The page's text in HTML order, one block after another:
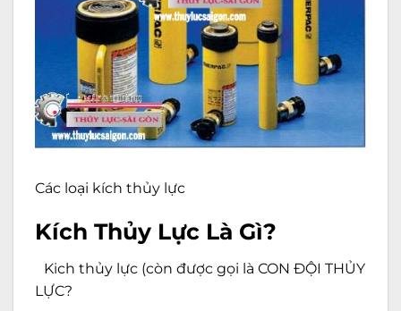
Các loại kích thủy lực
Kích Thủy Lực Là Gì?
Kich thủy lực (còn được gọi là CON ĐỘI THỦY
LỰC?